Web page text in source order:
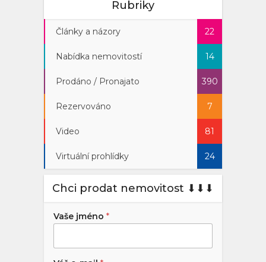
Rubriky
Články a názory 22
Nabídka nemovitostí 14
Prodáno / Pronajato 390
Rezervováno 7
Video 81
Virtuální prohlídky 24
Chci prodat nemovitost ⬇︎⬇︎⬇︎
Vaše jméno *